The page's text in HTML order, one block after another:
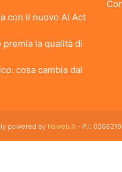
con il nuovo AI Act
la qualità di
cosa cambia dal
powered by Hsweb.it- P.I.